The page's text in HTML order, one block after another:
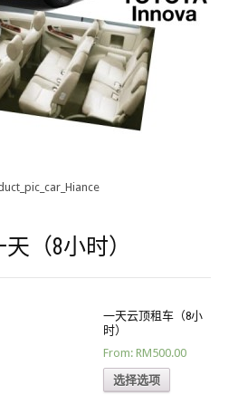
（8小时）
一天云顶租车（8小
时）
From: RM500.00
选择选项